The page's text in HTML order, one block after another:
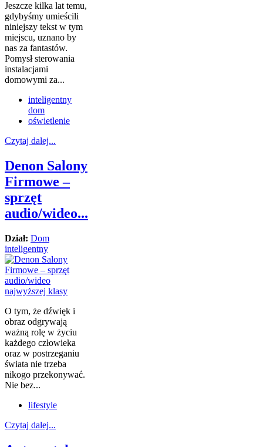
Jeszcze kilka lat temu,
gdybyśmy umieścili
niniejszy tekst w tym
miejscu, uznano by
nas za fantastów.
Pomysł sterowania
instalacjami
domowymi za...
inteligentny
dom
oświetlenie
Czytaj dalej...
Denon Salony
Firmowe –
sprzęt
audio/wideo...
Dział: Dom
inteligentny
O tym, że dźwięk i
obraz odgrywają
ważną rolę w życiu
każdego człowieka
oraz w postrzeganiu
świata nie trzeba
nikogo przekonywać.
Nie bez...
lifestyle
Czytaj dalej...